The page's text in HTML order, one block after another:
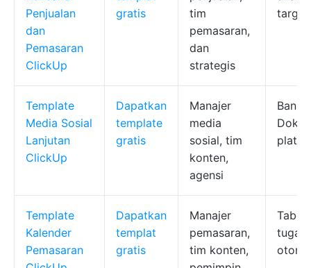
Penjualan
dan
Pemasaran
ClickUp
gratis
tim
pemasaran,
dan
strategis
Template
Media Sosial
Lanjutan
ClickUp
Dapatkan
template
gratis
Manajer
media
sosial, tim
konten,
agensi
Bank
Template
Kalender
Pemasaran
Dapatkan
templat
gratis
Manajer
pemasaran,
tim konten,
Tabel
tugas